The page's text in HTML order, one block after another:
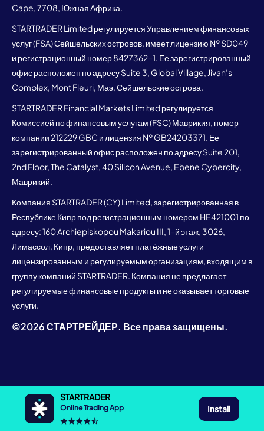
Cape, 7708, Южная Африка.
STARTRADER Limited регулируется Управлением финансовых
услуг (FSA) Сейшельских островов, имеет лицензию № SD049
и регистрационный номер 8427362-1. Ее зарегистрированный
офис расположен по адресу Suite 3, Global Village, Jivan’s
Complex, Mont Fleuri, Маэ, Сейшельские острова.
STARTRADER Financial Markets Limited регулируется
Комиссией по финансовым услугам (FSC) Маврикия, номер
компании 212229 GBC и лицензия № GB24203371. Ее
зарегистрированный офис расположен по адресу Suite 201,
2nd Floor, The Catalyst, 40 Silicon Avenue, Ebene Cybercity,
Маврикий.
Компания STARTRADER (CY) Limited, зарегистрированная в
Республике Кипр под регистрационным номером HE421001 по
адресу: 160 Archiepiskopou Makariou III, 1-й этаж, 3026,
Лимассол, Кипр, предоставляет платёжные услуги
лицензированным и регулируемым организациям, входящим в
группу компаний STARTRADER. Компания не предлагает
регулируемые финансовые продукты и не оказывает торговые
услуги.
©2026СТАРТРЕЙДЕР. Все права защищены.
STARTRADER
Online Trading App Install